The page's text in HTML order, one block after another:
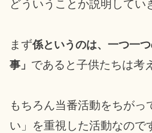
どういうことか説明してい
まず係というのは、一つ一
事」 であると子供たちは考
もちろん当番活動をちがっ
い」を重視した活動なので